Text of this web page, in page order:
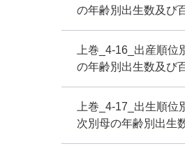
の年齢別出生数及び
上巻_4-16_出産順位
の年齢別出生数及び
上巻_4-17_出生順位
次別母の年齢別出生